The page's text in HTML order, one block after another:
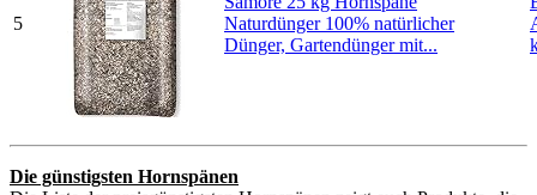
5
Naturdünger 100% natürlicher
Dünger, Gartendünger mit...
Die günstigsten Hornspänen